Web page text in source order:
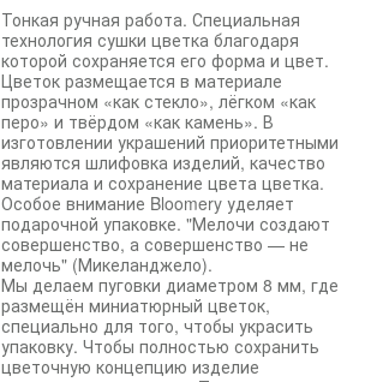
Тонкая ручная работа. Специальная
технология сушки цветка благодаря
которой сохраняется его форма и цвет.
Цветок размещается в материале
прозрачном «как стекло», лёгком «как
перо» и твёрдом «как камень». В
изготовлении украшений приоритетными
являются шлифовка изделий, качество
материала и сохранение цвета цветка.
Особое внимание Bloomery уделяет
подарочной упаковке. "Мелочи создают
совершенство, а совершенство — не
мелочь" (Микеланджело).
Мы делаем пуговки диаметром 8 мм, где
размещён миниатюрный цветок,
специально для того, чтобы украсить
упаковку. Чтобы полностью сохранить
цветочную концепцию изделие